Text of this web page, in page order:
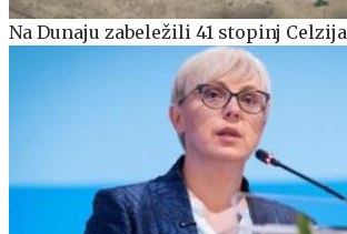
Na Dunaju zabeležili 41 stopinj Celzija